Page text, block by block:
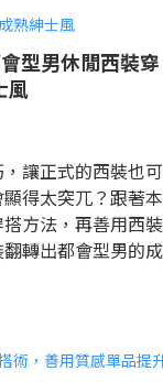
型男休閒西裝穿
風
讓正式的西裝也
得太突兀？跟著
方法，再善用西
轉出都會型男的